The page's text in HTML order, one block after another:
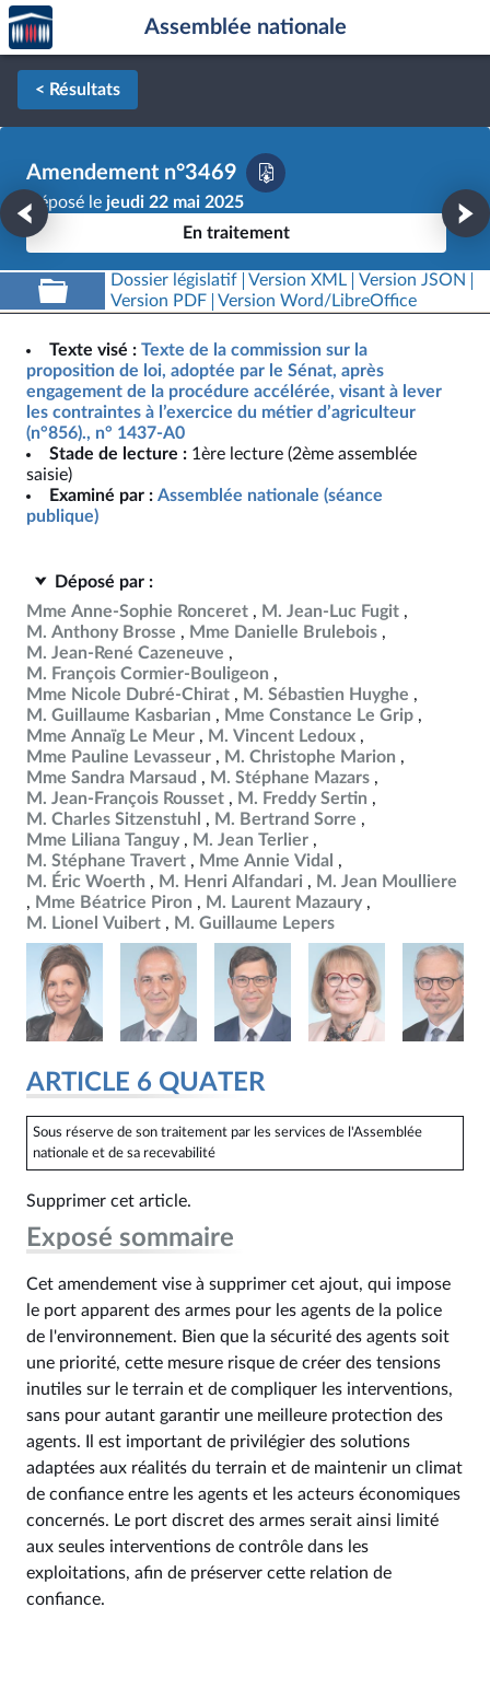
Aller au contenu
Aller en bas de la page
Accèder
à la
page
d'accueil
Assemblée nationale
< Résultats
Amendement n°3469
Déposé le jeudi 22 mai 2025
En traitement
Dossier législatif Version XML
Version JSON
Version PDF
Version Word/LibreOffice
Texte visé : Texte de la commission sur la
proposition de loi, adoptée par le Sénat, après
engagement de la procédure accélérée, visant à lever
les contraintes à l’exercice du métier d’agriculteur
(n°856)., n° 1437-A0
Stade de lecture : 1ère lecture (2ème assemblée
saisie)
Examiné par : Assemblée nationale (séance
publique)
Déposé par :
Mme Anne-Sophie Ronceret
M. Jean-Luc Fugit
M. Anthony Brosse
Mme Danielle Brulebois
M. Jean-René Cazeneuve
M. François Cormier-Bouligeon
Mme Nicole Dubré-Chirat
M. Sébastien Huyghe
M. Guillaume Kasbarian
Mme Constance Le Grip
Mme Annaïg Le Meur
M. Vincent Ledoux
Mme Pauline Levasseur
M. Christophe Marion
Mme Sandra Marsaud
M. Stéphane Mazars
M. Jean-François Rousset
M. Freddy Sertin
M. Charles Sitzenstuhl
M. Bertrand Sorre
Mme Liliana Tanguy
M. Jean Terlier
M. Stéphane Travert
Mme Annie Vidal
M. Éric Woerth
M. Henri Alfandari
M. Jean Moulliere
Mme Béatrice Piron
M. Laurent Mazaury
M. Lionel Vuibert
M. Guillaume Lepers
ARTICLE 6 QUATER
Sous réserve de son traitement par les services de l'Assemblée
nationale et de sa recevabilité
Supprimer cet article.
Exposé sommaire
Cet amendement vise à supprimer cet ajout, qui impose
le port apparent des armes pour les agents de la police
de l'environnement. Bien que la sécurité des agents soit
une priorité, cette mesure risque de créer des tensions
inutiles sur le terrain et de compliquer les interventions,
sans pour autant garantir une meilleure protection des
agents. Il est important de privilégier des solutions
adaptées aux réalités du terrain et de maintenir un climat
de confiance entre les agents et les acteurs économiques
concernés. Le port discret des armes serait ainsi limité
aux seules interventions de contrôle dans les
exploitations, afin de préserver cette relation de
confiance.